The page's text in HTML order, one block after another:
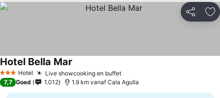
Delen
3 SterrenHotel Live showcooking en buffet
Hotel Bella Mar
7,7 Goed 1.012 1.9 km vanaf Cala Agulla